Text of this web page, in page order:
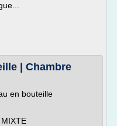
| Chambre
en bouteille